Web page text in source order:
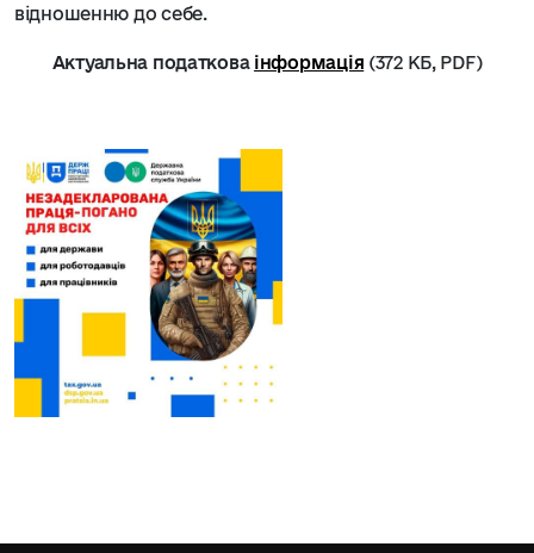
відношенню до себе.
Актуальна податкова інформація (372 КБ, PDF)